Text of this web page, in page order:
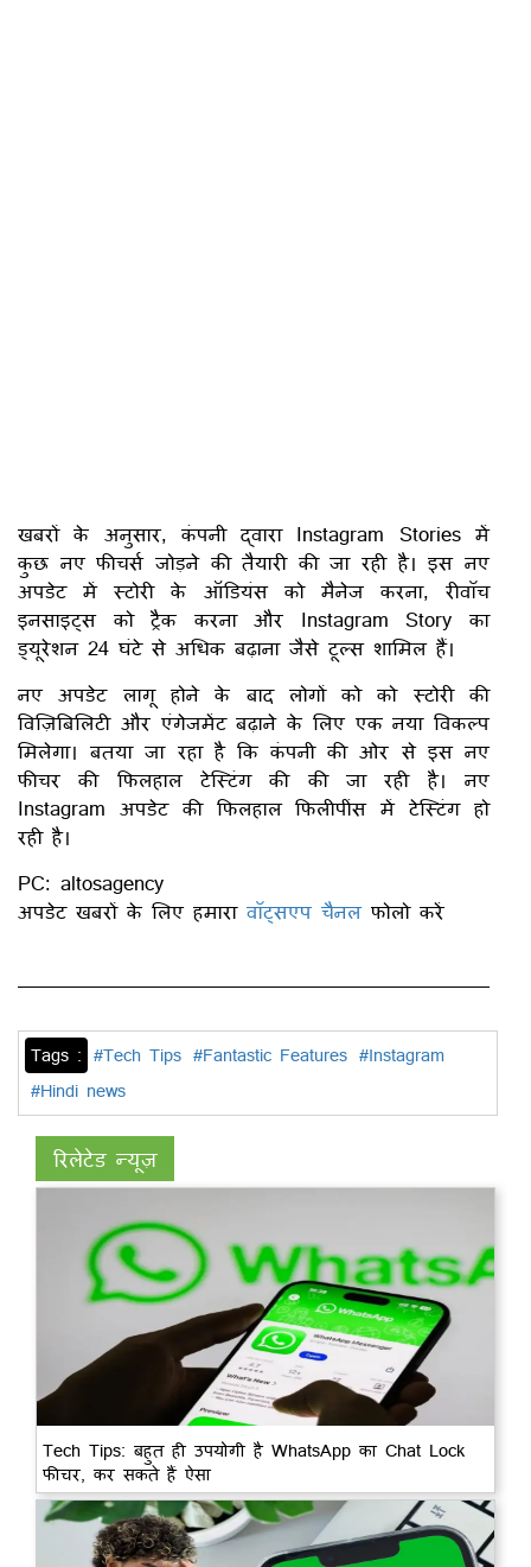
खबरों के अनुसार, कंपनी द्वारा Instagram Stories में
कुछ नए फीचर्स जोड़ने की तैयारी की जा रही है। इस नए
अपडेट में स्टोरी के ऑडियंस को मैनेज करना, रीवॉच
इनसाइट्स को ट्रैक करना और Instagram Story का
ड्यूरेशन 24 घंटे से अधिक बढ़ाना जैसे टूल्स शामिल हैं।
नए अपडेट लागू होने के बाद लोगों को को स्टोरी की
विज़िबिलिटी और एंगेजमेंट बढ़ाने के लिए एक नया विकल्प
मिलेगा। बतया जा रहा है कि कंपनी की ओर से इस नए
फीचर की फिलहाल टेस्टिंग की की जा रही है। नए
Instagram अपडेट की फिलहाल फिलीपींस में टेस्टिंग हो
रही है।
PC: altosagency
अपडेट खबरों के लिए हमारा वॉट्सएप चैनल फोलो करें
Tags : #Tech Tips #Fantastic Features #Instagram
#Hindi news
रिलेटेड न्यूज़
Tech Tips: बहुत ही उपयोगी है WhatsApp का Chat Lock
फीचर, कर सकते हैं ऐसा